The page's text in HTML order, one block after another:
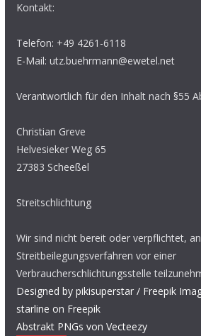
Kontakt:
Telefon: +49 4261-6118
E-Mail: utz.buehrmann@ewetel.net
Verantwortlich für den Inhalt nach §55
Christian Greve
Helvesieker Weg 65
27383 Scheeßel
Streitschlichtung
Wir sind nicht bereit oder verpflichtet, an
Streitbeilegungsverfahren vor einer
Verbraucherschlichtungsstelle
Designed by pikisuperstar / Freepik
starline on Freepik
Abstrakt PNGs von Vecteezy